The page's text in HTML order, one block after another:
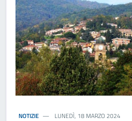
NOTIZIE LUNEDÌ, 18 MARZO 2024